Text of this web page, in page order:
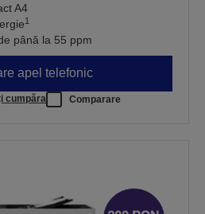
A4
1
până la 55 ppm
apel telefonic
cumpăra Comparare